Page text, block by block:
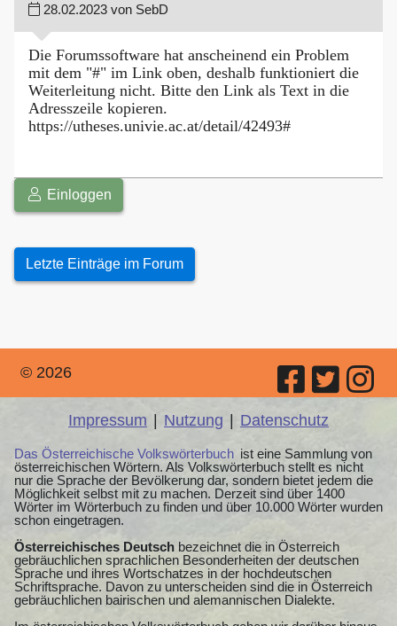
28.02.2023 von SebD
Die Forumssoftware hat anscheinend ein Problem
mit dem "#" im Link oben, deshalb funktioniert die
Weiterleitung nicht. Bitte den Link als Text in die
Adresszeile kopieren.
https://utheses.univie.ac.at/detail/42493#
Einloggen
Letzte Einträge im Forum
© 2026
Impressum | Nutzung | Datenschutz
Das Österreichische Volkswörterbuch ist eine Sammlung von
österreichischen Wörtern. Als Volkswörterbuch stellt es nicht
nur die Sprache der Bevölkerung dar, sondern bietet jedem die
Möglichkeit selbst mit zu machen. Derzeit sind über 1400
Wörter im Wörterbuch zu finden und über 10.000 Wörter wurden
schon eingetragen.
Österreichisches Deutsch bezeichnet die in Österreich
gebräuchlichen sprachlichen Besonderheiten der deutschen
Sprache und ihres Wortschatzes in der hochdeutschen
Schriftsprache. Davon zu unterscheiden sind die in Österreich
gebräuchlichen bairischen und alemannischen Dialekte.